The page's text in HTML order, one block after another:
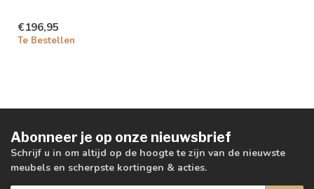
€196,95
Te Bestellen
Abonneer je op onze nieuwsbrief
Schrijf u in om altijd op de hoogte te zijn van de nieuwste
meubels en scherpste kortingen & acties.